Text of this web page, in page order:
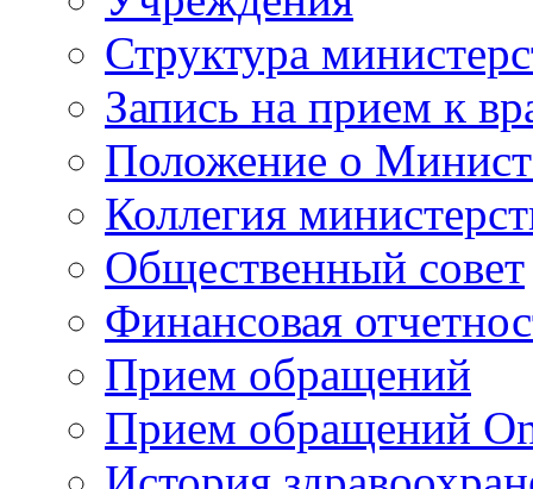
Структура
Запись на прием к
Положение о
Коллегия
Общественный совет
Финансовая
Прием обращений
Прием обращений